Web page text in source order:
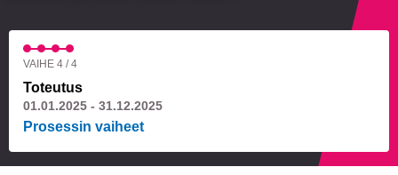
VAIHE 4 / 4
Toteutus
01.01.2025 - 31.12.2025
Prosessin vaiheet